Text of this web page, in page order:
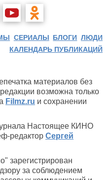
СЕРИАЛЫ БЛОГИ ЛЮДИ
КАЛЕНДАРЬ ПУБЛИКАЦИЙ
материалов без
возможна только
Filmz.ru и сохранении
Настоящее КИНО
редактор Сергей
зарегистрирован
за соблюдением